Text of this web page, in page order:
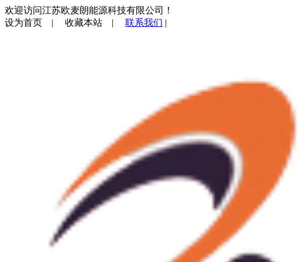
欢迎访问江苏欧麦朗能源科技有限公司！
设为首页 | 收藏本站 | 联系我们 |